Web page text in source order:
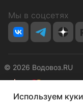
Мы в соцсетях
© 2026 Водовоз.RU
Конфиденциальность
Используем